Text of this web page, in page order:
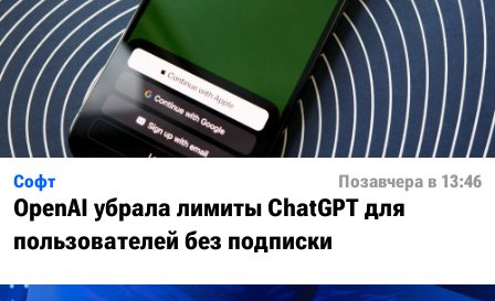
Софт Позавчера в 13:46
OpenAI убрала лимиты ChatGPT для
пользователей без подписки